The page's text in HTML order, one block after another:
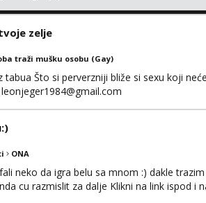
zelje
traži mušku osobu (Gay)
tabua Što si perverzniji bliže si sexu koji
ONA
neko da igra belu sa mnom :) dakle
cu razmislit za dalje Klikni na link ispod i